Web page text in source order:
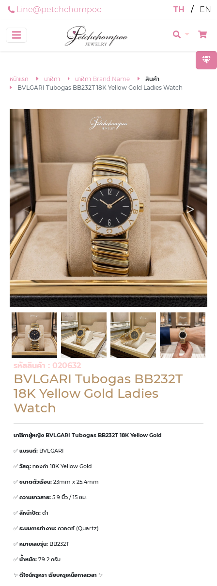
Line@petchchompoo TH / EN
หน้าแรก นาฬิกา นาฬิกา Brand Name
สินค้า
BVLGARI Tubogas BB232T 18K Yellow Gold Ladies Watch
รหัสสินค้า : 020632
BVLGARI Tubogas BB232T
18K Yellow Gold Ladies
Watch
นาฬิกาผู้หญิง BVLGARI Tubogas BB232T 18K Yellow Gold
✅ แบรนด์: BVLGARI
✅ วัสดุ: ทองคำ 18K Yellow Gold
✅ ขนาดตัวเรือน: 23mm x 25.4mm
✅ ความยาวสาย: 5.9 นิ้ว / 15 ซม.
✅ สีหน้าปัด: ดำ
✅ ระบบการทำงาน: ควอตซ์ (Quartz)
✅ หมายเลขรุ่น: BB232T
✅ น้ำหนัก: 79.2 กรัม
✨ ดีไซน์หรูหรา เรียบหรูเหนือกาลเวลา ✨